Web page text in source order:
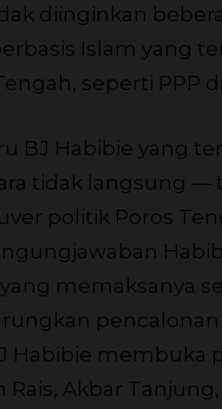
diinginkan
Islam yang
seperti PPP
BJ Habibie yang
tidak langsung —
politik Poros
yang memaksanya
pencalonan
Habibie membuka
Rais, Akbar